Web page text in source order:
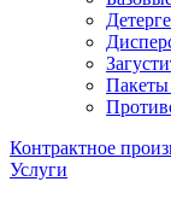
Пакеты
Контрактное
Услуги